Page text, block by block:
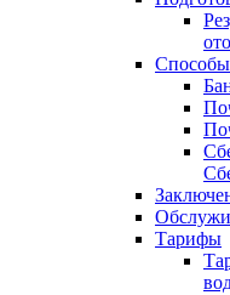
Тарифы